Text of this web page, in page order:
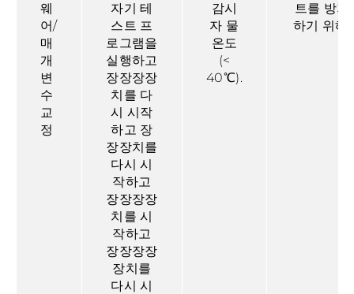
웨
어/
매
개
변
수
교
정
자기 테
스트 프
로그램을
실행하고
장장장장
치를 다
시 시작
하고 장
장장치를
다시 시
작하고
장장장장
치를 시
작하고
장장장장
장치를
다시 시
감시
자 물
온도
(<
40℃).
트를 방지
하기 위해.